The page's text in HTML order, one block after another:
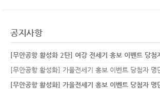
공지사항
[무안공항 활성화 2탄] 여강 전세기 홍보 이벤트 당첨
[무안공항 활성화] 가을전세기 홍보 이벤트 당첨자 명
[무안공항 활성화] 가을전세기 홍보 이벤트 당첨자 명